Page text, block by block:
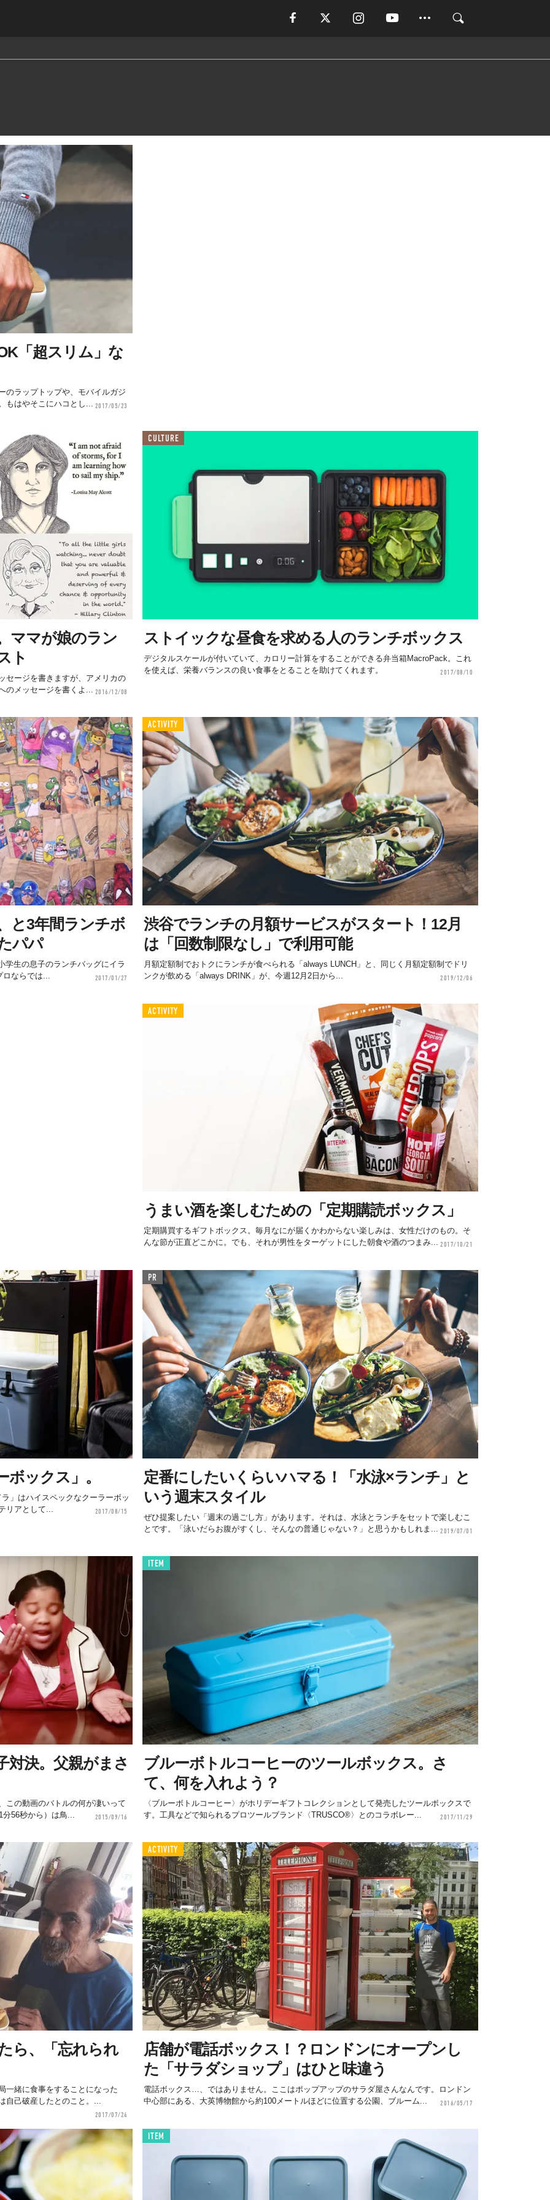
「超スリム」な
のラップトップや、モバイルガジ
はやそこにハコとし...
2017/05/23
ママが娘のラン
ト
セージを書きますが、アメリカの
メッセージを書くよ...
2016/12/08
CULTURE
ストイックな昼食を求める人のランチボックス
デジタルスケールが付いていて、カロリー計算をすることができる弁当箱MacroPack。これ
を使えば、栄養バランスの良い食事をとることを助けてくれます。
2017/08/10
と3年間ランチボ
パパ
学生の息子のランチバッグにイラ
ロならでは...
2017/01/27
ACTIVITY
渋谷でランチの月額サービスがスタート！12月
は「回数制限なし」で利用可能
月額定額制でおトクにランチが食べられる「always LUNCH」と、同じく月額定額制でドリ
ンクが飲める「always DRINK」が、今週12月2日から...
2019/12/06
ACTIVITY
うまい酒を楽しむための「定期購読ボックス」
定期購買するギフトボックス。毎月なにが届くかわからない楽しみは、女性だけのもの。そ
んな節が正直どこかに。でも、それが男性をターゲットにした朝食や酒のつまみ... 2017/10/21
ックス」。
」はハイスペックなクーラーボッ
リアとして...
2017/08/15
PR
定番にしたいくらいハマる！「水泳×ランチ」と
いう週末スタイル
ぜひ提案したい「週末の過ごし方」があります。それは、水泳とランチをセットで楽しむこ
とです。「泳いだらお腹がすくし、そんなの普通じゃない？」と思うかもしれま...
2019/07/01
対決。父親がまさ
この動画のバトルの何が凄いって
56秒から）は鳥...
2015/09/16
ITEM
ブルーボトルコーヒーのツールボックス。さ
て、何を入れよう？
〈ブルーボトルコーヒー〉がホリデーギフトコレクションとして発売したツールボックスで
す。工具などで知られるプロツールブランド〈TRUSCO®〉とのコラボレー...
2017/11/29
ら、「忘れられ
一緒に食事をすることになった
自己破産したとのこと。...
2017/07/24
ACTIVITY
店舗が電話ボックス！？ロンドンにオープンし
た「サラダショップ」はひと味違う
電話ボックス…、ではありません。ここはポップアップのサラダ屋さんなんです。ロンドン
中心部にある、大英博物館から約100メートルほどに位置する公園、ブルーム...
2016/05/17
ITEM